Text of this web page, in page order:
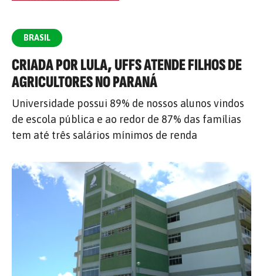
BRASIL
CRIADA POR LULA, UFFS ATENDE FILHOS DE
AGRICULTORES NO PARANÁ
Universidade possui 89% de nossos alunos vindos
de escola pública e ao redor de 87% das famílias
tem até três salários mínimos de renda